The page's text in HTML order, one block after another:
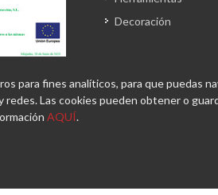
Decoración
para fines analíticos, para que puedas
Las cookies pueden obtener o
AQUÍ.